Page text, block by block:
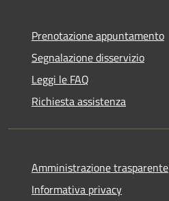
Prenotazione appuntamento
Segnalazione disservizio
Leggi le FAQ
Richiesta assistenza
Amministrazione trasparente
Informativa privacy